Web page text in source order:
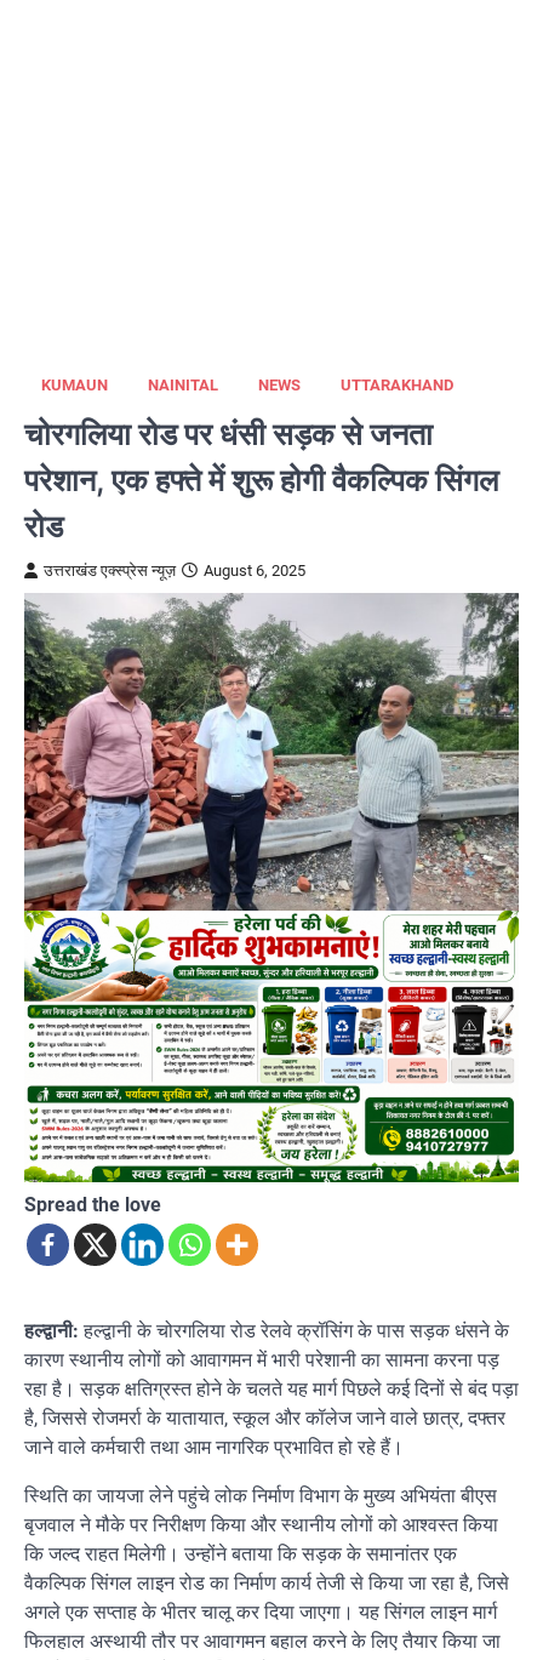
KUMAUN NAINITAL NEWS UTTARAKHAND
चोरगलिया रोड पर धंसी सड़क से जनता
परेशान, एक हफ्ते में शुरू होगी वैकल्पिक सिंगल
रोड
उत्तराखंड एक्स्प्रेस न्यूज़ August 6, 2025
Spread the love
हल्द्वानी: हल्द्वानी के चोरगलिया रोड रेलवे क्रॉसिंग के पास सड़क धंसने के
कारण स्थानीय लोगों को आवागमन में भारी परेशानी का सामना करना पड़
रहा है। सड़क क्षतिग्रस्त होने के चलते यह मार्ग पिछले कई दिनों से बंद पड़ा
है, जिससे रोजमर्रा के यातायात, स्कूल और कॉलेज जाने वाले छात्र, दफ्तर
जाने वाले कर्मचारी तथा आम नागरिक प्रभावित हो रहे हैं।
स्थिति का जायजा लेने पहुंचे लोक निर्माण विभाग के मुख्य अभियंता बीएस
बृजवाल ने मौके पर निरीक्षण किया और स्थानीय लोगों को आश्वस्त किया
कि जल्द राहत मिलेगी। उन्होंने बताया कि सड़क के समानांतर एक
वैकल्पिक सिंगल लाइन रोड का निर्माण कार्य तेजी से किया जा रहा है, जिसे
अगले एक सप्ताह के भीतर चालू कर दिया जाएगा। यह सिंगल लाइन मार्ग
फिलहाल अस्थायी तौर पर आवागमन बहाल करने के लिए तैयार किया जा